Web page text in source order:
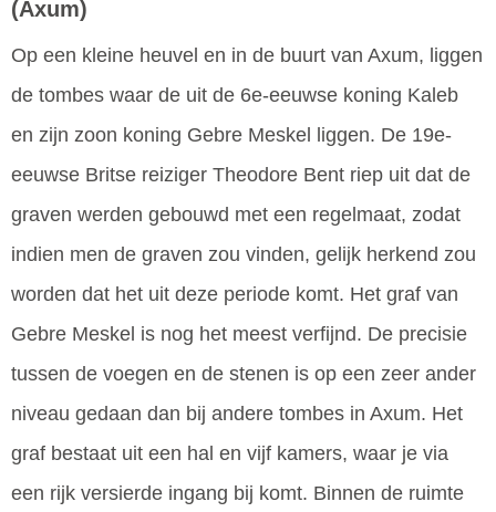
(Axum)
Op een kleine heuvel en in de buurt van Axum, liggen
de tombes waar de uit de 6e-eeuwse koning Kaleb
en zijn zoon koning Gebre Meskel liggen. De 19e-
eeuwse Britse reiziger Theodore Bent riep uit dat de
graven werden gebouwd met een regelmaat, zodat
indien men de graven zou vinden, gelijk herkend zou
worden dat het uit deze periode komt. Het graf van
Gebre Meskel is nog het meest verfijnd. De precisie
tussen de voegen en de stenen is op een zeer ander
niveau gedaan dan bij andere tombes in Axum. Het
graf bestaat uit een hal en vijf kamers, waar je via
een rijk versierde ingang bij komt. Binnen de ruimte